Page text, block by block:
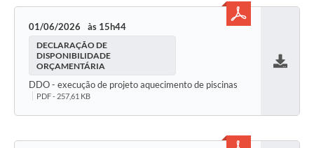
01/06/2026 15h44
DECLARAÇÃO DE
DISPONIBILIDADE
ORÇAMENTÁRIA
DDO - execução de projeto aquecimento de piscinas
PDF - 257,61 KB